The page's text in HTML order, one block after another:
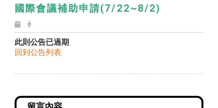
國際會議補助申請(7/22~8/2)
此則公告已過期
回到公告列表